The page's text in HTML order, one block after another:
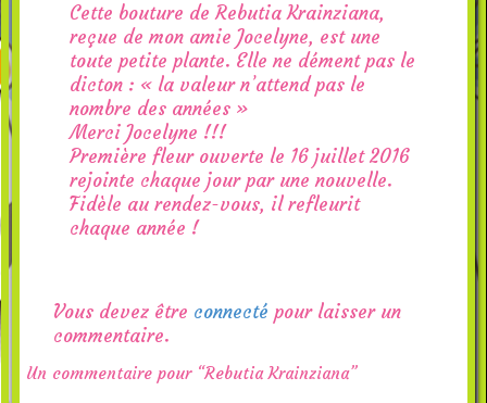
Cette bouture de Rebutia Krainziana,
reçue de mon amie Jocelyne, est une
toute petite plante. Elle ne dément pas le
dicton : « la valeur n’attend pas le
nombre des années »
Merci Jocelyne !!!
Première fleur ouverte le 16 juillet 2016
rejointe chaque jour par une nouvelle.
Fidèle au rendez-vous, il refleurit
chaque année !
Vous devez être connecté pour laisser un
commentaire.
Un commentaire pour “Rebutia Krainziana”